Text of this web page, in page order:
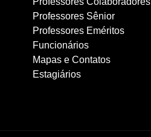
Professores Sênior
Professores Eméritos
Funcionários
Mapas e Contatos
Estagiários